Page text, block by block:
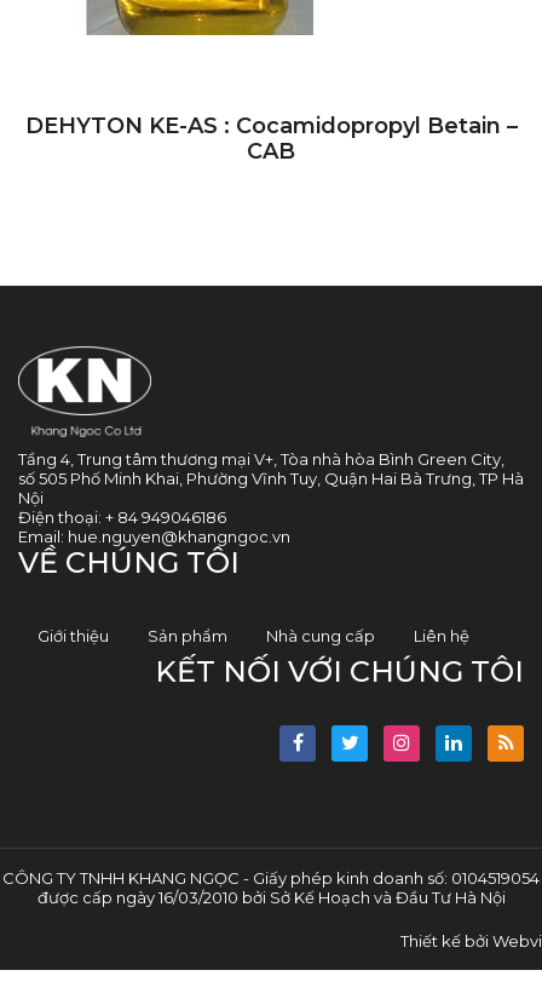
DEHYTON KE-AS : Cocamidopropyl Betain –
CAB
Tầng 4, Trung tâm thương mại V+, Tòa nhà hòa Bình Green City,
số 505 Phố Minh Khai, Phường Vĩnh Tuy, Quận Hai Bà Trưng, TP Hà
Nội
Điện thoại: + 84 949046186
Email: hue.nguyen@khangngoc.vn
VỀ CHÚNG TÔI
Giới thiệu Sản phẩm Nhà cung cấp Liên hệ
KẾT NỐI VỚI CHÚNG TÔI
CÔNG TY TNHH KHANG NGỌC - Giấy phép kinh doanh số: 0104519054
được cấp ngày 16/03/2010 bởi Sở Kế Hoạch và Đầu Tư Hà Nội
Thiết kế bởiWebvi